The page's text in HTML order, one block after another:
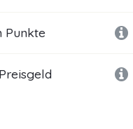
Punkte